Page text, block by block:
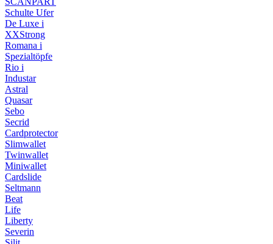
Schulte Ufer
De Luxe i
XXStrong
Romana i
Spezialtöpfe
Rio i
Industar
Astral
Quasar
Sebo
Secrid
Cardprotector
Slimwallet
Twinwallet
Miniwallet
Cardslide
Seltmann
Beat
Life
Liberty
Severin